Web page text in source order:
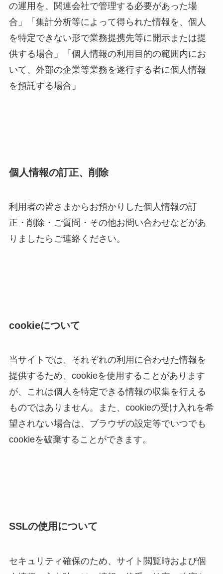
の運用を、関連会社で管理する必要があった場
合」「集計分析等によって得られた情報を、個人
を特定できない形で業務提携先等に開示または提
供する場合」「個人情報の利用目的の範囲内にお
いて、外部の企業等業務を遂行する者に個人情報
を預託する場合」
個人情報の訂正、削除
利用者の皆さまからお預かりした個人情報の訂
正・削除・ご質問・その他お問い合わせなどがあ
りましたらご連絡ください。
cookieについて
当サイトでは、それぞれの利用に合わせた情報を
提供するため、cookieを使用することがあります
が、これは個人を特定できる情報の収集を行える
ものではありません。また、cookieの受け入れを希
望されない場合は、ブラウザの設定等でいつでも
cookieを破棄することができます。
SSLの使用について
セキュリティ確保のため、サイト閲覧時および個